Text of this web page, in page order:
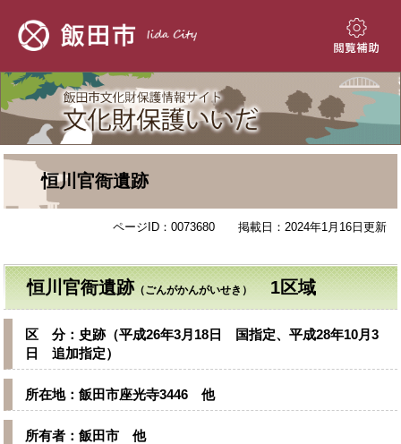
先
頭
を
飛
て
閲
補
助
本
恒川官衙遺跡
ページID：0073680 掲載日：2024年1月16日更新
恒川官衙遺跡（ごんがかんがいせき） 1区域
区 分：史跡（平成26年3月18日 国指定、平成28年10月3
日 追加指定）
所在地：飯田市座光寺3446 他
所有者：飯田市 他